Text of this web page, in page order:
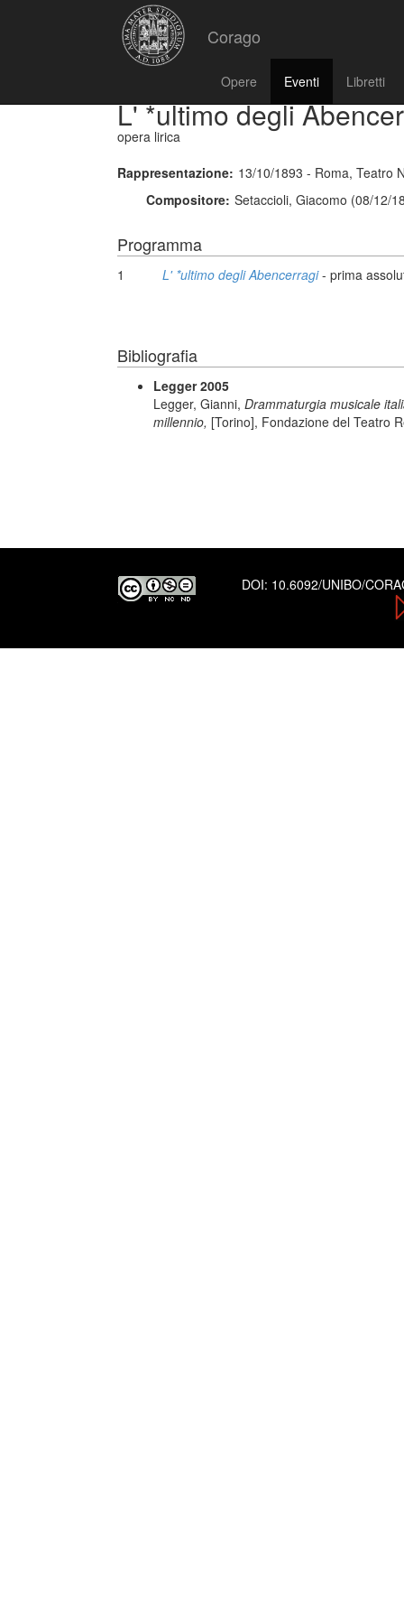
Corago
Opere Eventi Libretti
L' *ultimo degli
opera lirica
Rappresentazione: 13/10/1893 - Roma, Teatro
Compositore: Setaccioli, Giacomo (08/12/
Programma
1 L' *ultimo degli Abencerragi- prima
Bibliografia
Legger 2005
Legger, Gianni, Drammaturgia musicale
millennio, [Torino], Fondazione del Teatro
DOI: 10.6092/UNIBO/